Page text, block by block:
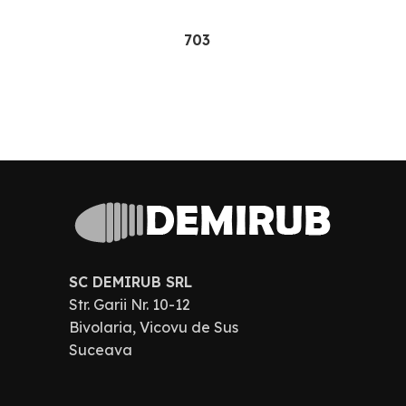
703
SC DEMIRUB SRL
Str. Garii Nr. 10-12
Bivolaria, Vicovu de Sus
Suceava